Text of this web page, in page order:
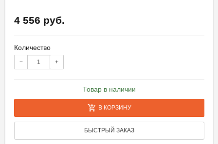
4 556 руб.
Количество
− +
Товар в наличии
В КОРЗИНУ
БЫСТРЫЙ ЗАКАЗ